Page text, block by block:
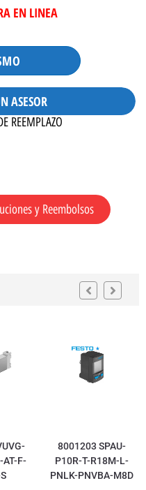
EN LINEA
ASESOR
REEMPLAZO
y Reembolsos
AT-F-
8001203 SPAU-
P10R-T-R18M-L-
PNLK-PNVBA-M8D